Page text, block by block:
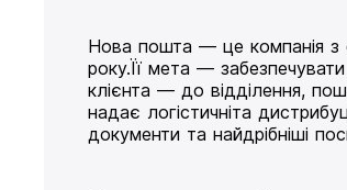
Нова пошта — це компанія з
року.Її мета —
клієнта — до відділення,
надає логістичніта
документи та найдрібніші